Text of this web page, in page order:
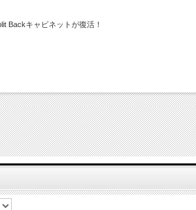
Backキャビネットが復活！